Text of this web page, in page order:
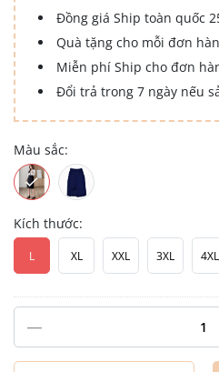
Đồng giá Ship toàn quốc
Quà tặng cho mỗi đơn
Miễn phí Ship cho đơn
Đổi trả trong 7 ngày nếu
Màu sắc:
Kích thước:
L XL XXL 3XL 4XL